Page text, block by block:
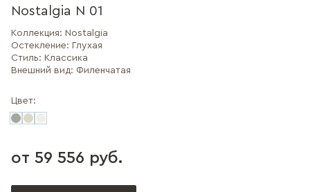
Nostalgia N 01
Коллекция: Nostalgia
Остекление: Глухая
Стиль: Классика
Внешний вид: Филенчатая
Цвет:
от 59 556 руб.